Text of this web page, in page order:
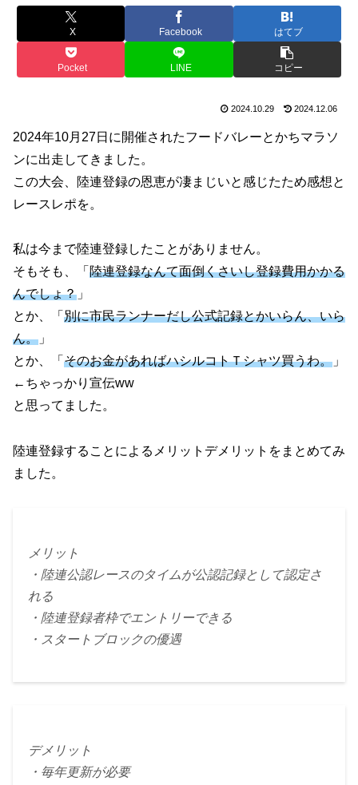
X Facebook はてブ
Pocket LINE コピー
2024.10.29 2024.12.06
2024年10月27日に開催されたフードバレーとかちマラソ
ンに出走してきました。
この大会、陸連登録の恩恵が凄まじいと感じたため感想と
レースレポを。
私は今まで陸連登録したことがありません。
そもそも、「 陸連登録なんて面倒くさいし登録費用かかる
んでしょ？ 」
とか、「 別に市民ランナーだし公式記録とかいらん、いら
ん。 」
とか、「 そのお金があればハシルコトＴシャツ買うわ。 」
←ちゃっかり宣伝ww
と思ってました。
陸連登録することによるメリットデメリットをまとめてみ
ました。
メリット
・陸連公認レースのタイムが公認記録として認定さ
れる
・陸連登録者枠でエントリーできる
・スタートブロックの優遇
デメリット
・毎年更新が必要